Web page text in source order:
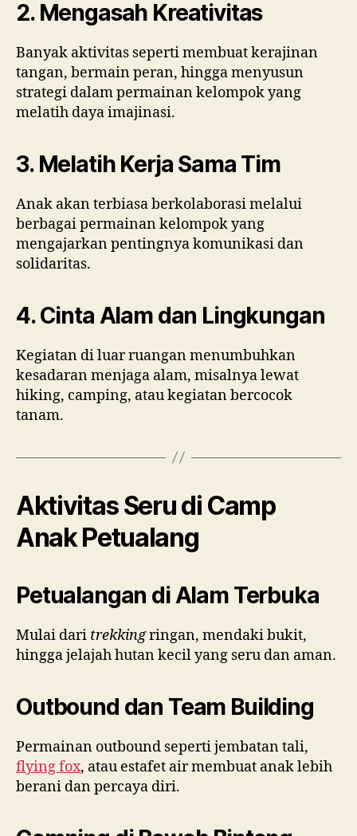
2. Mengasah Kreativitas
Banyak aktivitas seperti membuat kerajinan
tangan, bermain peran, hingga menyusun
strategi dalam permainan kelompok yang
melatih daya imajinasi.
3. Melatih Kerja Sama Tim
Anak akan terbiasa berkolaborasi melalui
berbagai permainan kelompok yang
mengajarkan pentingnya komunikasi dan
solidaritas.
4. Cinta Alam dan Lingkungan
Kegiatan di luar ruangan menumbuhkan
kesadaran menjaga alam, misalnya lewat
hiking, camping, atau kegiatan bercocok
tanam.
Aktivitas Seru di Camp
Anak Petualang
Petualangan di Alam Terbuka
Mulai dari trekkingringan, mendaki bukit,
hingga jelajah hutan kecil yang seru dan aman.
Outbound dan Team Building
Permainan outbound seperti jembatan tali,
flying fox, atau estafet air membuat anak lebih
berani dan percaya diri.